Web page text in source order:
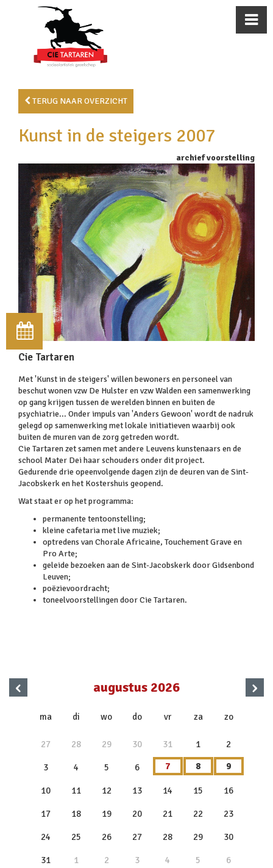
TERUG NAAR OVERZICHT
Kunst in de steigers 2007
archief voorstelling
Cie Tartaren
Met 'Kunst in de steigers' willen bewoners en personeel van
beschut wonen vzw De Hulster en vzw Walden een samenwerking
op gang krijgen tussen de werelden binnen en buiten de
psychiatrie... Onder impuls van 'Anders Gewoon' wordt de nadruk
gelegd op samenwerking met lokale initiatieven waarbij ook
buiten de muren van de zorg getreden wordt.
Cie Tartaren zet samen met andere Leuvens kunstenaars en de
school Mater Dei haar schouders onder dit project.
Gedurende drie opeenvolgende dagen zijn de deuren van de Sint-
Jacobskerk en het Kostershuis geopend.
Wat staat er op het programma:
permanente tentoonstelling;
kleine cafetaria met live muziek;
optredens van Chorale Africaine, Touchement Grave en
Pro Arte;
geleide bezoeken aan de Sint-Jacobskerk door Gidsenbond
Leuven;
poëzievoordracht;
toneelvoorstellingen door Cie Tartaren.
‹ augustus 2026
ma di wo do vr za zo
27 28 29 30 31 1 2
3 4 5 6 7 8 9
10 11 12 13 14 15 16
17 18 19 20 21 22 23
24 25 26 27 28 29 30
31 1 2 3 4 5 6
›